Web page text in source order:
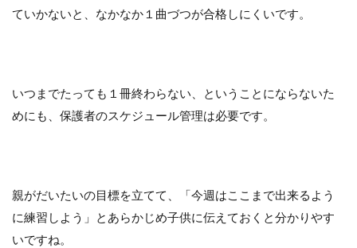
ていかないと、なかなか１曲づつが合格しにくいです。
いつまでたっても１冊終わらない、ということにならないた
めにも、保護者のスケジュール管理は必要です。
親がだいたいの目標を立てて、「今週はここまで出来るよう
に練習しよう」とあらかじめ子供に伝えておくと分かりやす
いですね。